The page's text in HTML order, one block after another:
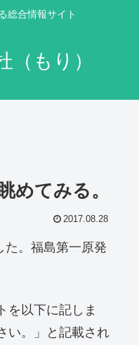
総合情報サイト
（もり）
めてみる。
2017.08.28
た。福島第一原発
を以下に記しま
い。」と記載され